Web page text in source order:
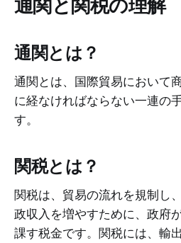
通関と関税の理解
通関とは？
通関とは、国際貿易において
に経なければならない一連の
す。
関税とは？
関税は、貿易の流れを規制し
政収入を増やすために、政府
課す税金です。関税には、輸